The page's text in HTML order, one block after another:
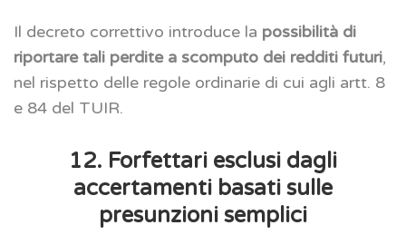
Il decreto correttivo introduce la possibilità di
riportare tali perdite a scomputo dei redditi futuri,
nel rispetto delle regole ordinarie di cui agli artt. 8
e 84 del TUIR.
12. Forfettari esclusi dagli
accertamenti basati sulle
presunzioni semplici